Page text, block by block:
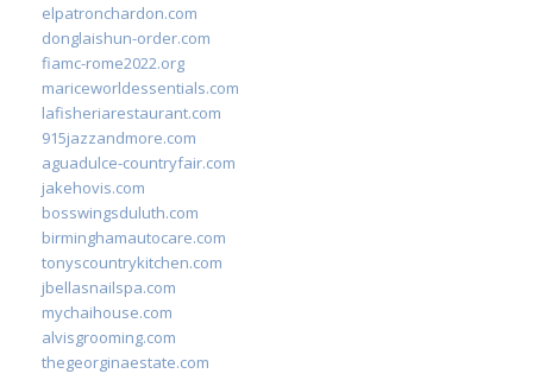
elpatronchardon.com
donglaishun-order.com
fiamc-rome2022.org
mariceworldessentials.com
lafisheriarestaurant.com
915jazzandmore.com
aguadulce-countryfair.com
jakehovis.com
bosswingsduluth.com
birminghamautocare.com
tonyscountrykitchen.com
jbellasnailspa.com
mychaihouse.com
alvisgrooming.com
thegeorginaestate.com